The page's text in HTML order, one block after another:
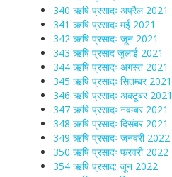
340 ऋषि प्रसादः अप्रैल 2021
341 ऋषि प्रसादः मई 2021
342 ऋषि प्रसादः जून 2021
343 ऋषि प्रसाद जुलाई 2021
344 ऋषि प्रसादः अगस्त 2021
345 ऋषि प्रसादः सितम्बर 2021
346 ऋषि प्रसादः अक्टूबर 2021
347 ऋषि प्रसादः नवम्बर 2021
348 ऋषि प्रसादः दिसंबर 2021
349 ऋषि प्रसादः जनवरी 2022
350 ऋषि प्रसादः फरवरी 2022
354 ऋषि प्रसाद: जून 2022